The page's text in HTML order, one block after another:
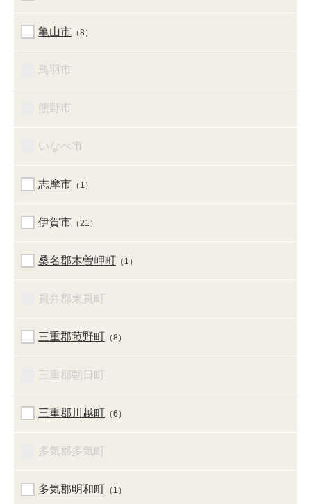
亀山市 （8）
鳥羽市
熊野市
いなべ市
志摩市 （1）
伊賀市 （21）
桑名郡木曽岬町 （1）
員弁郡東員町
三重郡菰野町 （8）
三重郡朝日町
三重郡川越町 （6）
多気郡多気町
多気郡明和町 （1）